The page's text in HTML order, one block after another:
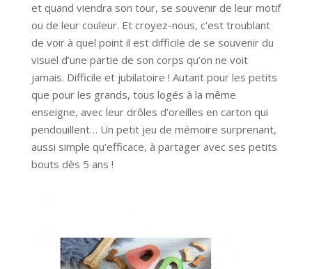
et quand viendra son tour, se souvenir de leur motif
ou de leur couleur. Et croyez-nous, c’est troublant
de voir à quel point il est difficile de se souvenir du
visuel d’une partie de son corps qu’on ne voit
jamais. Difficile et jubilatoire ! Autant pour les petits
que pour les grands, tous logés à la même
enseigne, avec leur drôles d’oreilles en carton qui
pendouillent… Un petit jeu de mémoire surprenant,
aussi simple qu’efficace, à partager avec ses petits
bouts dès 5 ans !